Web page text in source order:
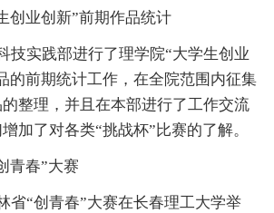
创业创新”前期作品统计
技实践部进行了理学院“大学生创业
的前期统计工作，在全院范围内征集
整理，并且在本部进行了工作交流
加了对各类“挑战杯”比赛的了解。
青春”大赛
省“创青春”大赛在长春理工大学举